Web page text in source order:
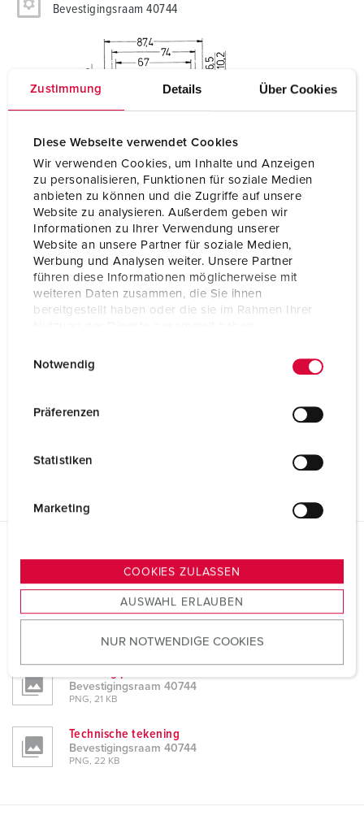
Zustimmung Details Über Cookies
Diese Webseite verwendet Cookies
Wir verwenden Cookies, um Inhalte und Anzeigen
zu personalisieren, Funktionen für soziale Medien
anbieten zu können und die Zugriffe auf unsere
Website zu analysieren. Außerdem geben wir
Informationen zu Ihrer Verwendung unserer
Website an unsere Partner für soziale Medien,
Werbung und Analysen weiter. Unsere Partner
führen diese Informationen möglicherweise mit
weiteren Daten zusammen, die Sie ihnen
bereitgestellt haben oder die sie im Rahmen Ihrer
s
u
w
a
h
Notwendig
Präferenzen
Statistiken
Marketing
COOKIES ZULASSEN
AUSWAHL ERLAUBEN
NUR NOTWENDIGE COOKIES
Bevestigingsraam 40744
Gegevensbladen & Downloads
Bevestigingsraam 40744
Product info
PDF, 113 KB
Bevestigingsraam 40744
PNG, 21 KB
Technische tekening
Bevestigingsraam 40744
PNG, 22 KB